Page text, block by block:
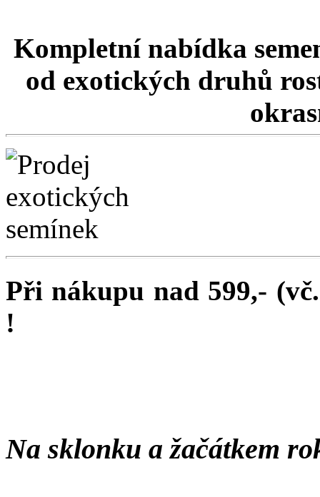
Kompletní nabídka
od exotických druhů
Při nákupu nad 599,-
!
Na sklonku a žačátkem